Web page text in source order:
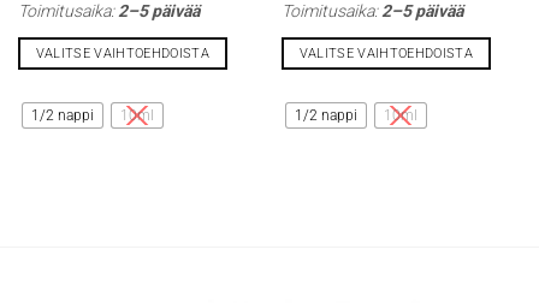
-
Toimitusaika:2–5 päivää
VALITSE VAIHTOEHDOISTA
tuotteella
on
1/2 nappi 10ml
-
Toimitusaika:2–5 päivää
VALITSE VAIHTOEHDOISTA
tuotteella
on
1/2 nappi 10ml